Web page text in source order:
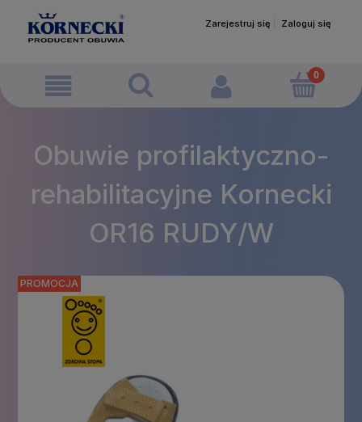
Zarejestruj się Zaloguj się
Obuwie profilaktyczno-
rehabilitacyjne Kornecki
OR16 RUDY/W
PROMOCJA